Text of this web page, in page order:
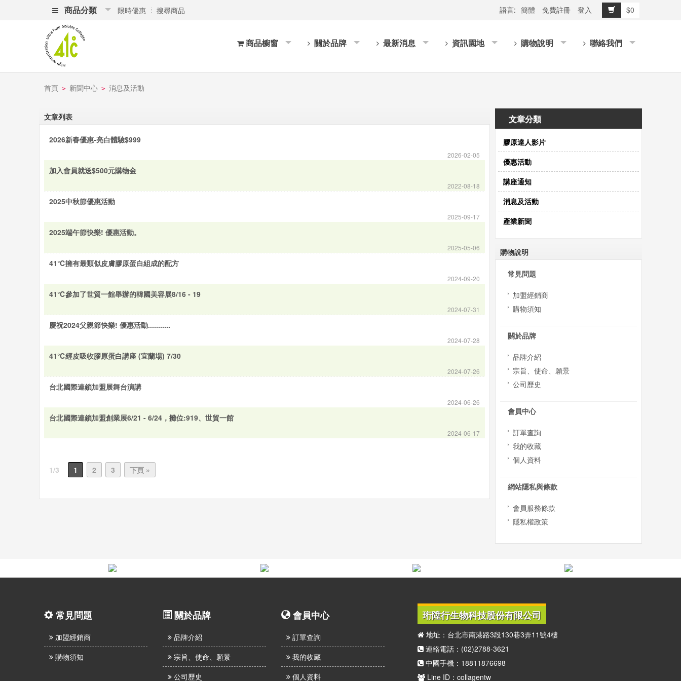
商品分類 限時優惠 搜尋商品 語言: 簡體 免費註冊 登入 $0
商品櫥窗 關於品牌 最新消息 資訊園地 購物說明 聯絡我們
首頁 > 新聞中心 > 消息及活動
文章列表
2026新春優惠-亮白體驗$999
2026-02-05
加入會員就送$500元購物金
2022-08-18
2025中秋節優惠活動
2025-09-17
2025端午節快樂! 優惠活動。
2025-05-06
41℃擁有最類似皮膚膠原蛋白組成的配方
2024-09-20
41℃參加了世貿一館舉辦的韓國美容展8/16 - 19
2024-07-31
慶祝2024父親節快樂! 優惠活動...........
2024-07-28
41℃經皮吸收膠原蛋白講座 (宜蘭場) 7/30
2024-07-26
台北國際連鎖加盟展舞台演講
2024-06-26
台北國際連鎖加盟創業展6/21 - 6/24，攤位:919、世貿一館
2024-06-17
1/3 1 2 3 下頁 »
文章分類
膠原達人影片
優惠活動
講座通知
消息及活動
產業新聞
購物說明
常見問題
加盟經銷商
購物須知
關於品牌
品牌介紹
宗旨、使命、願景
公司歷史
會員中心
訂單查詢
我的收藏
個人資料
網站隱私與條款
會員服務條款
隱私權政策
常見問題
加盟經銷商
購物須知
關於品牌
品牌介紹
宗旨、使命、願景
公司歷史
會員中心
訂單查詢
我的收藏
個人資料
珩陞行生物科技股份有限公司
地址：台北市南港路3段130巷3弄11號4樓
連絡電話：(02)2788-3621
中國手機：18811876698
Line ID：collagentw